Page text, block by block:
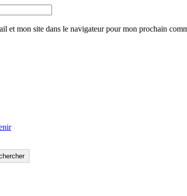
et mon site dans le navigateur pour mon prochain